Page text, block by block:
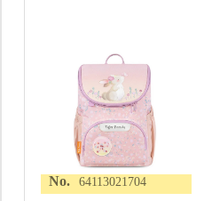
No. 64113021704